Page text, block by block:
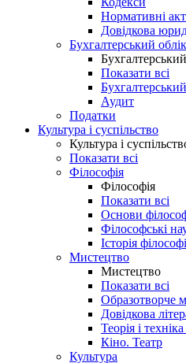
Нормативні
Довідкова
Бухгалтерський
Показати всі
Аудит
Податки
Культура і суспільство
Культура і
Показати всі
Філософія
Філософія
Показати всі
Основи
Філософські
Історія
Мистецтво
Мистецтво
Показати всі
Образотворче
Довідкова
Теорія і
Кіно. Театр
Культура